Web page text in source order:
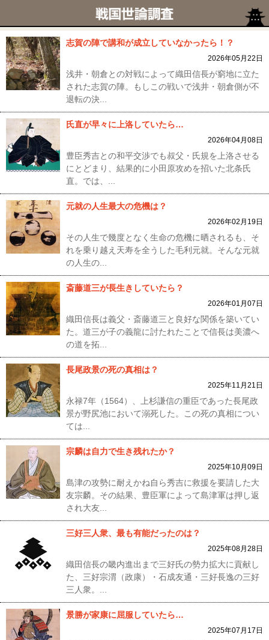
志賀の陣で講和が成立していなかったら！？
2026年05月22日
浅井・朝倉との対戦によって織田信長が窮地に立た
された志賀の陣。もしこの戦いで浅井・朝倉側が不
退転の決...
氏直が早々に上洛していたら…
2026年04月08日
豊臣秀吉との和平交渉でも叔父・氏規を上洛させる
にとどまり、結果的に小田原攻めを招いた北条氏
直。では、...
元就の人生最大の危機は？
2026年02月19日
その人生で幾度となく生命の危機に晒されるも、そ
れを乗り越え天寿を全うした毛利元就。そんな元就
の人生の...
斎藤道三が長生きしていたら？
2026年01月07日
織田信長は義父・斎藤道三と良好な関係を築いてい
た。道三が子の義龍に討たれたことで信長は美濃へ
の道を拓...
長尾政景の死の真相は？
2025年11月21日
永禄7年（1564）、上杉謙信の重臣であった長尾政
景が野尻池において溺死した。この死の真相につい
ては...
宗麟は自力で生き残れたか？
2025年10月09日
島津の攻勢に耐えかね自ら秀吉に救援を要請した大
友宗麟。その結果、豊臣軍によって島津軍は押し返
され大友...
三好三人衆、最も有能だったのは？
2025年08月28日
織田信長の畿内進出まで三好氏の勢力拡大に貢献し
た、三好宗渭（政康）・石成友通・三好長逸の三好
三人衆。...
景勝が家康に屈服していたら…
2025年07月17日